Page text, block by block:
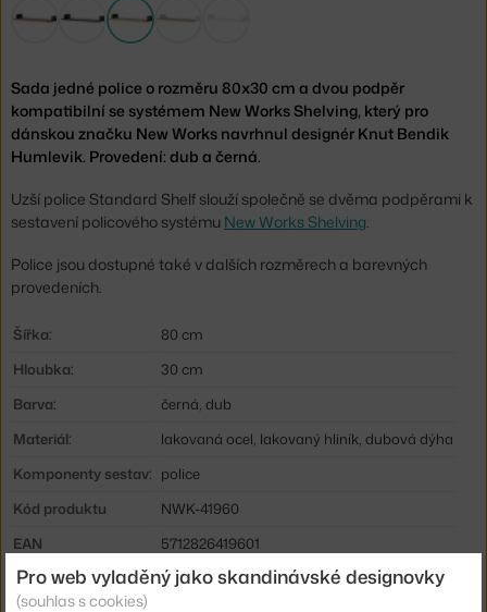
Sada jedné police o rozměru 80x30 cm a dvou podpěr
kompatibilní se systémem New Works Shelving, který pro
dánskou značku New Works navrhnul designér Knut Bendik
Humlevik. Provedení: dub a černá.
Uzší police Standard Shelf slouží společně se dvěma podpěrami k
sestavení policového systému New Works Shelving.
Police jsou dostupné také v dalších rozměrech a barevných
provedeních.
Šířka:
80 cm
Hloubka:
30 cm
Barva:
černá, dub
Materiál:
lakovaná ocel, lakovaný hliník, dubová dýha
Komponenty sestav: police
Kód produktu
NWK-41960
EAN
5712826419601
Ste zo Slovenska? Prejdite na
Pro web vyladěný jako skandinávské designovky
(souhlas s cookies)